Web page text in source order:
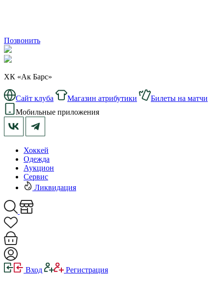
Позвонить
ХК «Ак Барс»
Сайт клуба Магазин атрибутики
Билеты на матчи
Мобильные приложения
Хоккей
Одежда
Аукцион
Сервис
Ликвидация
Вход Регистрация